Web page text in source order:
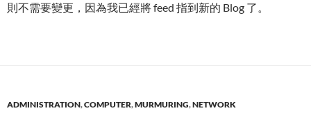
則不需要變更，因為我已經將 feed 指到新的 Blog 了。
ADMINISTRATION,COMPUTER,MURMURING,NETWORK